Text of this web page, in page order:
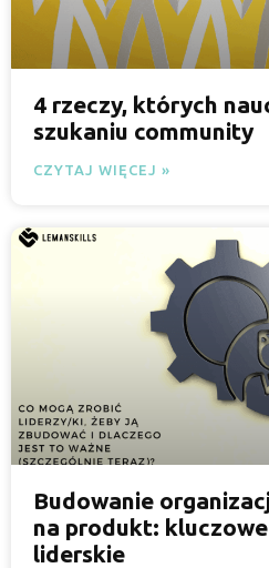
4 rzeczy, których
szukaniu community
CZYTAJ WIĘCEJ »
Budowanie
na produkt:
liderskie